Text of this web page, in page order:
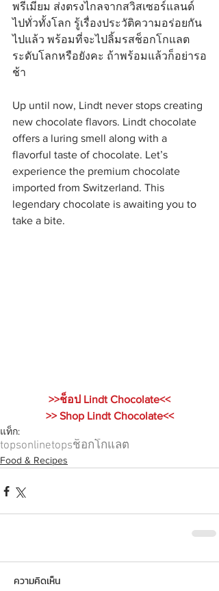
พรีเมียม ส่งตรงไกลจากสวิสเซอร์แลนด์
ไปทั่วทั้งโลก รู้เรื่องประวัติความอร่อยกัน
ไปแล้ว พร้อมที่จะไปลิ้มรสช็อกโกแลต
ระดับโลกหรือยังคะ ถ้าพร้อมแล้วก็อย่ารอ
ช้า
Up until now, Lindt never stops creating
new chocolate flavors. Lindt chocolate
offers a luring smell along with a
flavorful taste of chocolate. Let’s
experience the premium chocolate
imported from Switzerland. This
legendary chocolate is awaiting you to
take a bite.
>>ช็อป Lindt Chocolate<<
>> Shop Lindt Chocolate<<
แท็ก:
topsonlinetopsช็อกโกแลต
Food & Recipes
ความคิดเห็น